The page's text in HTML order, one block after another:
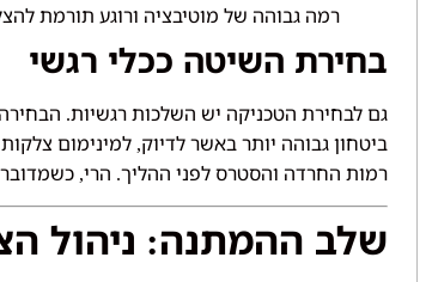
רמה גבוהה של מוטיבציה ורוגע תורמת
בחירת השיטה ככלי רגשי
גם לבחירת הטכניקה יש השלכות רגשיות.
ביטחון גבוהה יותר באשר לדיוק, למינימום
רמות החרדה והסטרס לפני ההליך. הרי,
שלב ההמתנה: ניהול